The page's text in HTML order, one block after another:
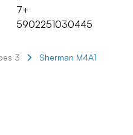
7+
5902251030445
3 Sherman M4A1